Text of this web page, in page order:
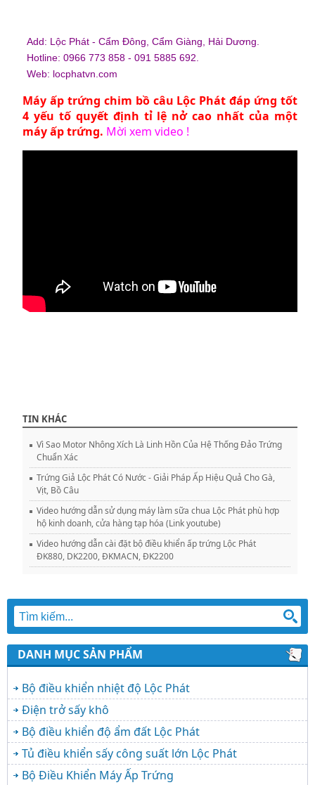
Add: Lộc Phát - Cẩm Đông, Cẩm Giàng, Hải Dương.
Hotline: 0966 773 858 - 091 5885 692.
Web: locphatvn.com
Máy ấp trứng chim bồ câu Lộc Phát đáp ứng tốt
4 yếu tố quyết định tỉ lệ nở cao nhất của một
máy ấp trứng. Mời xem video !
TIN KHÁC
Vì Sao Motor Nhông Xích Là Linh Hồn Của Hệ Thống Đảo Trứng
Chuẩn Xác
Trứng Giả Lộc Phát Có Nước - Giải Pháp Ấp Hiệu Quả Cho Gà,
Vịt, Bồ Câu
Video hướng dẫn sử dụng máy làm sữa chua Lộc Phát phù hợp
hộ kinh doanh, cửa hàng tạp hóa (Link youtube)
Video hướng dẫn cài đặt bộ điều khiển ấp trứng Lộc Phát
ĐK880, DK2200, ĐKMACN, ĐK2200
DANH MỤC SẢN PHẨM
Bộ điều khiển nhiệt độ Lộc Phát
Điện trở sấy khô
Bộ điều khiển độ ẩm đất Lộc Phát
Tủ điều khiển sấy công suất lớn Lộc Phát
Bộ Điều Khiển Máy Ấp Trứng